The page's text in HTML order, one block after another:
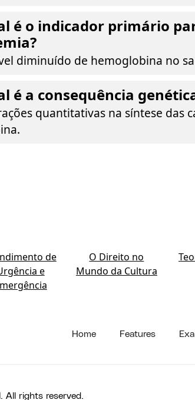
é o indicador primário
diminuído de hemoglobina no
é a consequência
quantitativas na síntese das
de
e
O Direito no
Mundo da Cultura
Home Features
rights reserved.